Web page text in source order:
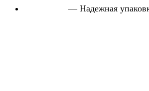
— Надежная